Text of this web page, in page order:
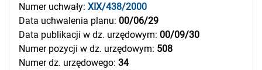
Numer uchwały: XIX/438/2000
Data uchwalenia planu: 00/06/29
Data publikacji w dz. urzędowym: 00/09/30
Numer pozycji w dz. urzędowym: 508
Numer dz. urzędowego: 34